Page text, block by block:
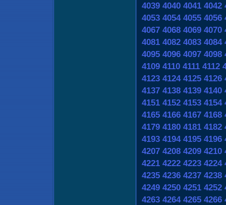
4039 4040 4041 4042
4053 4054 4055 4056
4067 4068 4069 4070
4081 4082 4083 4084
4095 4096 4097 4098
4109 4110 4111 4112
4123 4124 4125 4126
4137 4138 4139 4140
4151 4152 4153 4154
4165 4166 4167 4168
4179 4180 4181 4182
4193 4194 4195 4196
4207 4208 4209 4210
4221 4222 4223 4224
4235 4236 4237 4238
4249 4250 4251 4252
4263 4264 4265 4266